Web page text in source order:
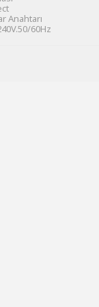
Anahtarı
60Hz